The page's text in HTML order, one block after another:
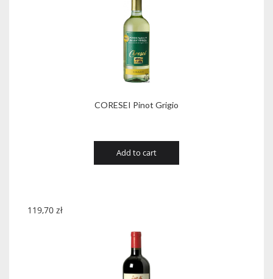
CORESEI Pinot Grigio
Add to cart
119,70 zł